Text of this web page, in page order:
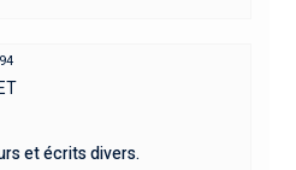
et écrits divers.